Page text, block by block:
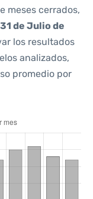
meses cerrados,
31 de Julio de
los resultados
analizados,
promedio por